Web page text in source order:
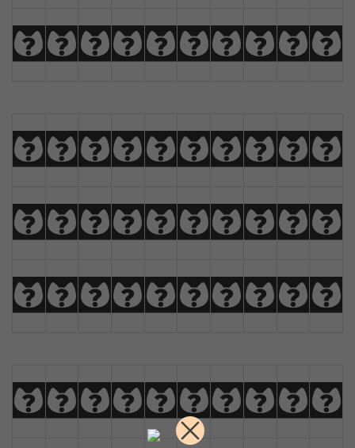
UVWXYZÀÁÂÃ
abcdefghij
klmnopqrst
uvwxyzÄÅÆÇ
0123456789